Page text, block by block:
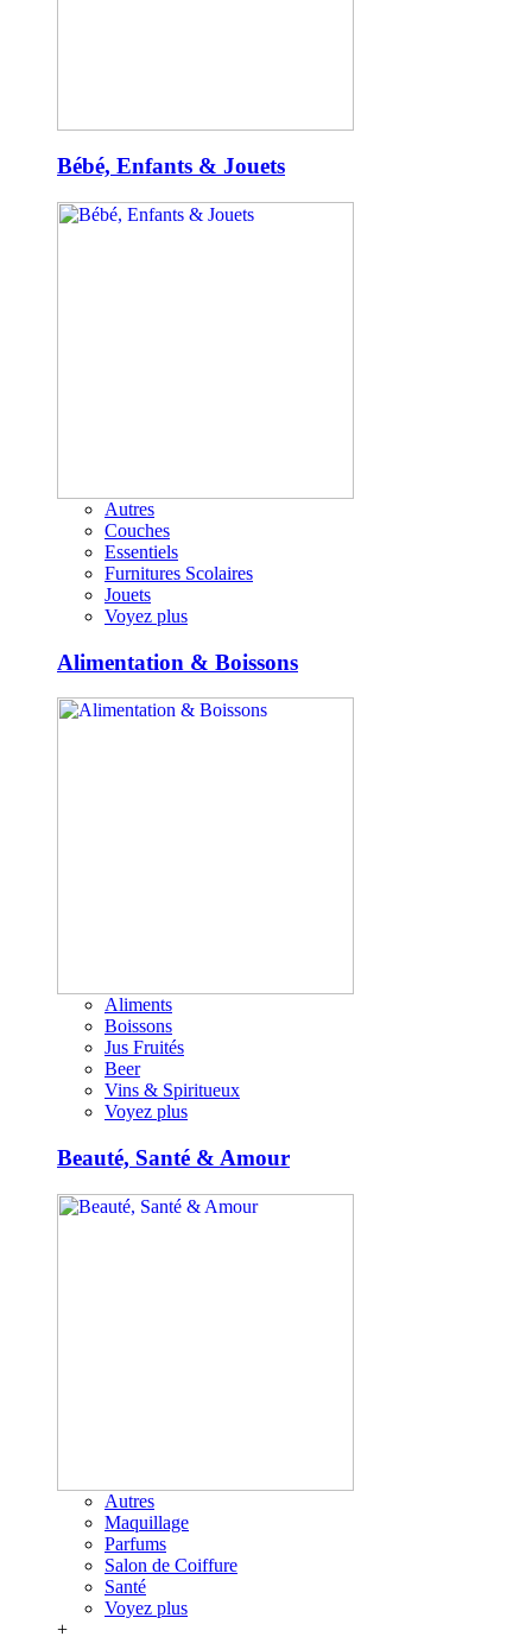
Bébé, Enfants & Jouets
Autres
Couches
Essentiels
Furnitures Scolaires
Jouets
Voyez plus
Alimentation & Boissons
Aliments
Boissons
Jus Fruités
Beer
Vins & Spiritueux
Voyez plus
Beauté, Santé & Amour
Autres
Maquillage
Parfums
Salon de Coiffure
Santé
Voyez plus
+